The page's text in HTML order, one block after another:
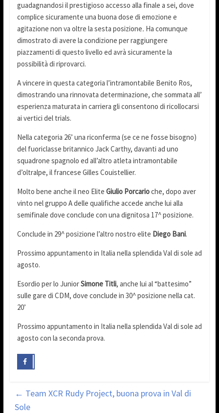
guadagnandosi il prestigioso accesso alla finale a sei, dove
complice sicuramente una buona dose di emozione e
agitazione non va oltre la sesta posizione. Ha comunque
dimostrato di avere la condizione per raggiungere
piazzamenti di questo livello ed avrà sicuramente la
possibilità di riprovarci.
A vincere in questa categoria l’intramontabile Benito Ros,
dimostrando una rinnovata determinazione, che sommata all’
esperienza maturata in carriera gli consentono di ricollocarsi
ai vertici del trials.
Nella categoria 26’ una riconferma (se ce ne fosse bisogno)
del fuoriclasse britannico Jack Carthy, davanti ad uno
squadrone spagnolo ed all’altro atleta intramontabile
d’oltralpe, il francese Gilles Couistellier.
Molto bene anche il neo Elite Giulio Porcarioche, dopo aver
vinto nel gruppo A delle qualifiche accede anche lui alla
semifinale dove conclude con una dignitosa 17^ posizione.
Conclude in 29^ posizione l’altro nostro elite Diego Bani.
Prossimo appuntamento in Italia nella splendida Val di sole ad
agosto.
Esordio per lo JuniorSimone Titli, anche lui al “battesimo”
sulle gare di CDM, dove conclude in 30^ posizione nella cat.
20’
Prossimo appuntamento in Italia nella splendida Val di sole ad
agosto con la seconda prova.
← Team XCR Rudy Project, buona prova in Val di
Sole